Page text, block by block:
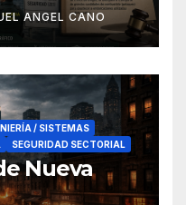
ANGEL CANO
/ SISTEMAS
SEGURIDAD SECTORIAL
Nueva